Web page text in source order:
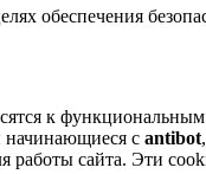
обеспечения
к
начинающиеся с antibot
работы сайта. Эти